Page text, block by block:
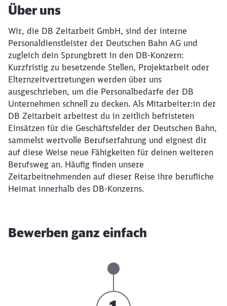
Über uns
Wir, die DB Zeitarbeit GmbH, sind der interne
Personaldienstleister der Deutschen Bahn AG und
zugleich dein Sprungbrett in den DB-Konzern:
Kurzfristig zu besetzende Stellen, Projektarbeit oder
Elternzeitvertretungen werden über uns
ausgeschrieben, um die Personalbedarfe der DB
Unternehmen schnell zu decken. Als Mitarbeiter:in der
DB Zeitarbeit arbeitest du in zeitlich befristeten
Einsätzen für die Geschäftsfelder der Deutschen Bahn,
sammelst wertvolle Berufserfahrung und eignest dir
auf diese Weise neue Fähigkeiten für deinen weiteren
Berufsweg an. Häufig finden unsere
Zeitarbeitnehmenden auf dieser Reise ihre berufliche
Heimat innerhalb des DB-Konzerns.
Bewerben ganz einfach